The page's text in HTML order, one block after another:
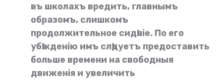
въ школахъ вредить, главнымъ
образомъ, слишкомъ
продолжительное сидѣніе. По его
убѣжденію имъ слѣдуетъ предоставить
больше времени на свободныя
движенія и увеличить